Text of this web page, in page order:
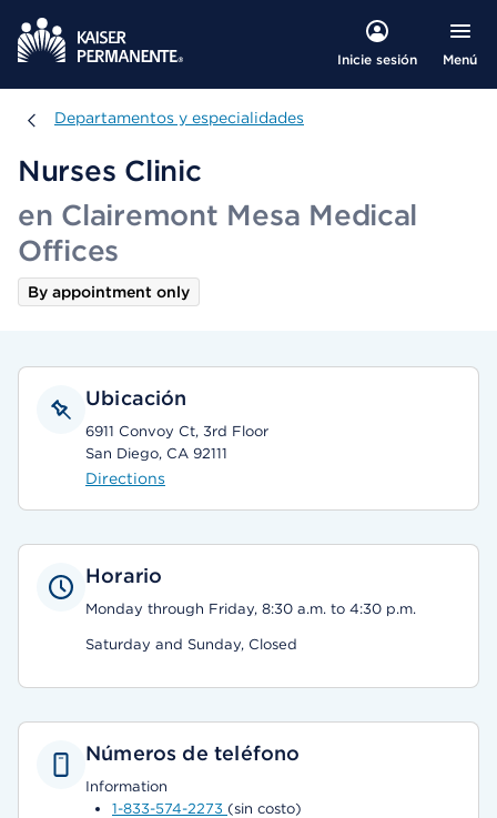
Inicie sesión Menú
Departamentos y especialidades
Departamentos y especialidades
Nurses Clinic
en Clairemont Mesa Medical
Offices
By appointment only
Ubicación
6911 Convoy Ct, 3rd Floor
San Diego, CA 92111
Directions
Horario
Monday through Friday, 8:30 a.m. to 4:30 p.m.
Saturday and Sunday, Closed
Números de teléfono
Information
1-833-574-2273 (sin costo)